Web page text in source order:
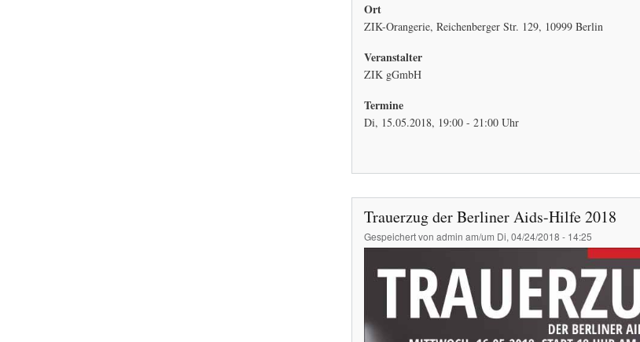
Ort
ZIK-Orangerie, Reichenberger Str. 129, 10999 Berlin
Veranstalter
ZIK gGmbH
Termine
Di, 15.05.2018, 19:00 - 21:00 Uhr
Trauerzug der Berliner Aids-Hilfe 2018
Gespeichert von admin am/um Di, 04/24/2018 - 14:25